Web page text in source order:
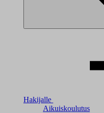
Hakijalle
Aikuiskoulutus